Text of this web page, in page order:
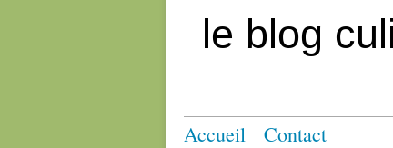
le blog
Accueil Contact